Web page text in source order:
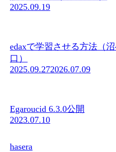
2025.09.19
edaxで学習させる方法（
口）
2025.09.272026.07.09
Egaroucid 6.3.0公開
2023.07.10
hasera